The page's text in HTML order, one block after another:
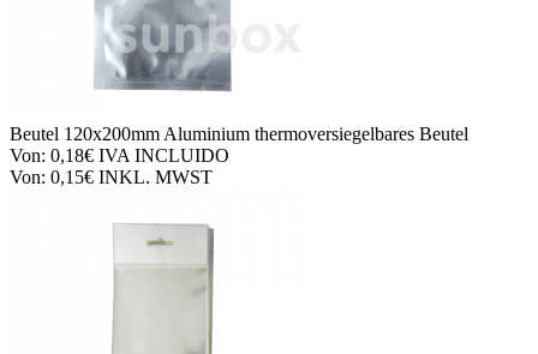
Beutel 120x200mm Aluminium thermoversiegelbares Beutel
Von: 0,18€ IVA INCLUIDO
Von: 0,15€ INKL. MWST